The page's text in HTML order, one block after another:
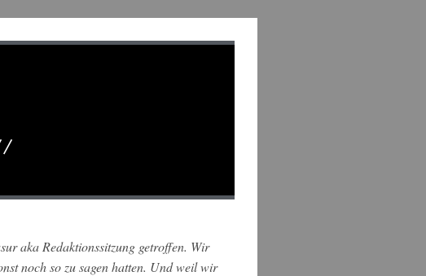
aka Redaktionssitzung getroffen. Wir
noch so zu sagen hatten. Und weil wir